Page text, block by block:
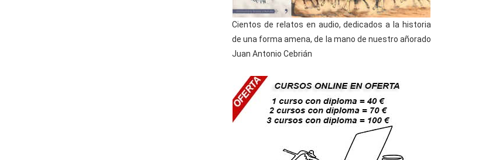
Cientos de relatos en audio, dedicados a la historia
de una forma amena, de la mano de nuestro añorado
Juan Antonio Cebrián